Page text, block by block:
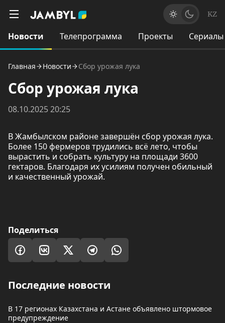
KZ
Новости Телепрограмма Проекты Сериалы
Главная Новости Сбор урожая лука
Сбор урожая лука
08.10.2025 20:25
В Жамбылском районе завершён сбор урожая лука.
Более 150 фермеров трудились всё лето, чтобы
вырастить и собрать культуру на площади 3600
гектаров. Благодаря их усилиям получен обильный
и качественный урожай.
Поделиться
Последние новости
В 17 регионах Казахстана и Астане объявлено штормовое
предупреждение